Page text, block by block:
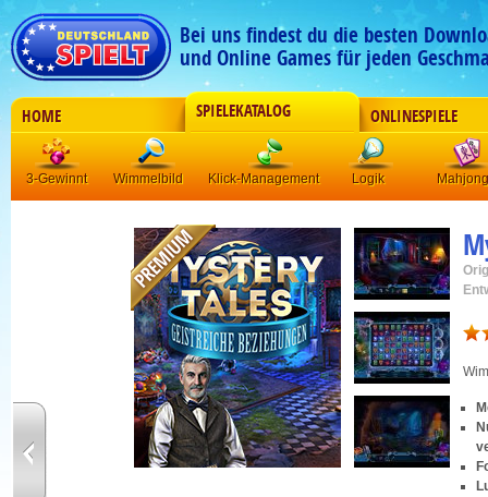
Bei uns findest du die besten
und Online Games für jeden
HOME SPIELEKATALOG ONLINESPIELE
3-Gewinnt Wimmelbild Klick-Management Logik Mahjong